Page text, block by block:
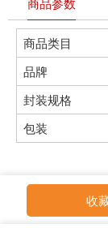
商品类目
品牌
封装规格
包装
收